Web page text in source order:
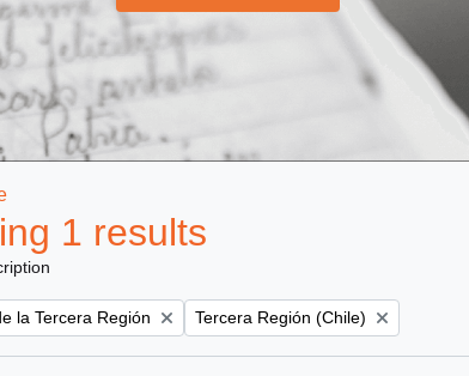
1 results
la Tercera Región Remove filter:
Tercera Región (Chile)